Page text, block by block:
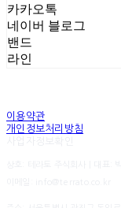
카카오톡
네이버 블로그
밴드
라인
이용약관
개인정보처리방침